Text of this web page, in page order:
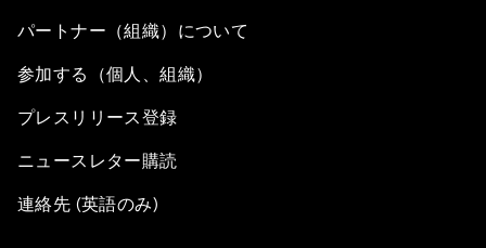
パートナー（組織）について
参加する（個人、組織）
プレスリリース登録
ニュースレター購読
連絡先 (英語のみ)